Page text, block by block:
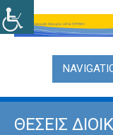
ΘΈΣΕΙΣ